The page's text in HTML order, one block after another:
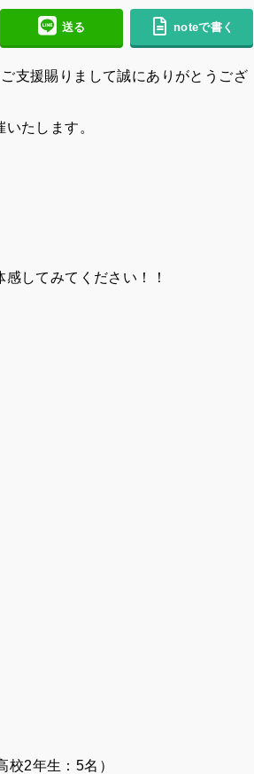
送る noteで書く
支援賜りまして誠にありがとうござ
たします。
してみてください！！
2年生：5名）